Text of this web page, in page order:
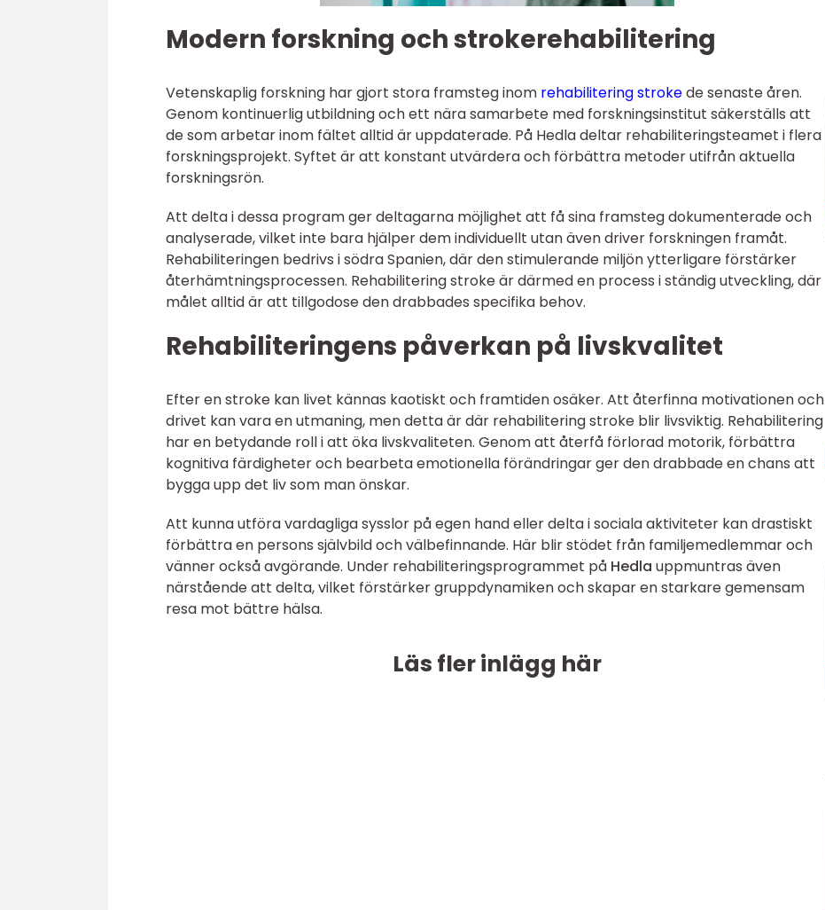
Modern forskning och strokerehabilitering
Vetenskaplig forskning har gjort stora framsteg inom rehabilitering strokede senaste åren.
Genom kontinuerlig utbildning och ett nära samarbete med forskningsinstitut säkerställs att
de som arbetar inom fältet alltid är uppdaterade. På Hedla deltar rehabiliteringsteamet i flera
forskningsprojekt. Syftet är att konstant utvärdera och förbättra metoder utifrån aktuella
forskningsrön.
Att delta i dessa program ger deltagarna möjlighet att få sina framsteg dokumenterade och
analyserade, vilket inte bara hjälper dem individuellt utan även driver forskningen framåt.
Rehabiliteringen bedrivs i södra Spanien, där den stimulerande miljön ytterligare förstärker
återhämtningsprocessen. Rehabilitering stroke är därmed en process i ständig utveckling, där
målet alltid är att tillgodose den drabbades specifika behov.
Rehabiliteringens påverkan på livskvalitet
Efter en stroke kan livet kännas kaotiskt och framtiden osäker. Att återfinna motivationen och
drivet kan vara en utmaning, men detta är där rehabilitering stroke blir livsviktig. Rehabilitering
har en betydande roll i att öka livskvaliteten. Genom att återfå förlorad motorik, förbättra
kognitiva färdigheter och bearbeta emotionella förändringar ger den drabbade en chans att
bygga upp det liv som man önskar.
Att kunna utföra vardagliga sysslor på egen hand eller delta i sociala aktiviteter kan drastiskt
förbättra en persons självbild och välbefinnande. Här blir stödet från familjemedlemmar och
vänner också avgörande. Under rehabiliteringsprogrammet på Hedla uppmuntras även
närstående att delta, vilket förstärker gruppdynamiken och skapar en starkare gemensam
resa mot bättre hälsa.
Läs fler inlägg här